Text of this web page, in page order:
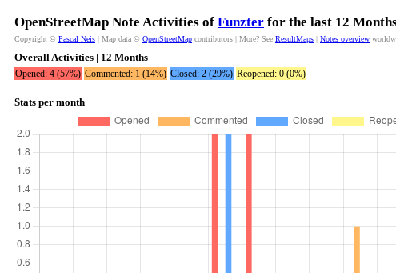
OpenStreetMap Note Activities of Funzter for the last 12
Copyright © Pascal Neis | Map data © OpenStreetMap contributors | More? See ResultMaps | Notes overview
Overall Activities | 12 Months
Opened: 4 (57%) Commented: 1 (14%) Closed: 2 (29%) Reopened: 0 (0%)
Stats per month